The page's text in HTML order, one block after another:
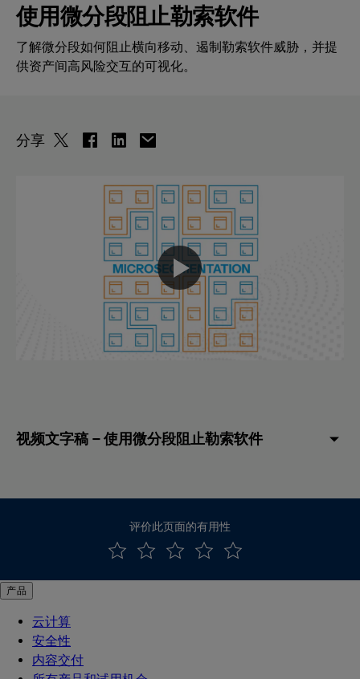
使用微分段阻止勒索软件
了解微分段如何阻止横向移动、遏制勒索软件威胁，并提
供资产间高风险交互的可视化。
分享
视频文字稿 – 使用微分段阻止勒索软件
评价此页面的有用性
产品
云计算
安全性
内容交付